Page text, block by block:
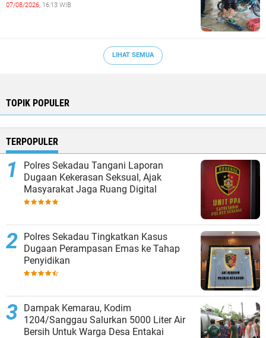
07/08/2026, 16:13 WIB
LIHAT SEMUA
TOPIK POPULER
TERPOPULER
Polres Sekadau Tangani Laporan
Dugaan Kekerasan Seksual, Ajak
Masyarakat Jaga Ruang Digital
Polres Sekadau Tingkatkan Kasus
Dugaan Perampasan Emas ke Tahap
Penyidikan
Dampak Kemarau, Kodim
1204/Sanggau Salurkan 5000 Liter Air
Bersih Untuk Warga Desa Entakai